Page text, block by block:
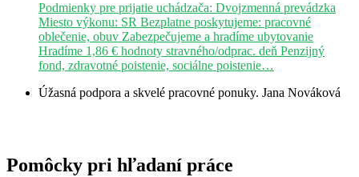
Podmienky pre prijatie uchádzača: Dvojzmenná prevádzka
Miesto výkonu: SR Bezplatne poskytujeme: pracovné
oblečenie, obuv Zabezpečujeme a hradíme ubytovanie
Hradíme 1,86 € hodnoty stravného/odprac. deň Penzijný
fond, zdravotné poistenie, sociálne poistenie…
Úžasná podpora a skvelé pracovné ponuky. Jana Nováková
Pomôcky pri hľadaní práce